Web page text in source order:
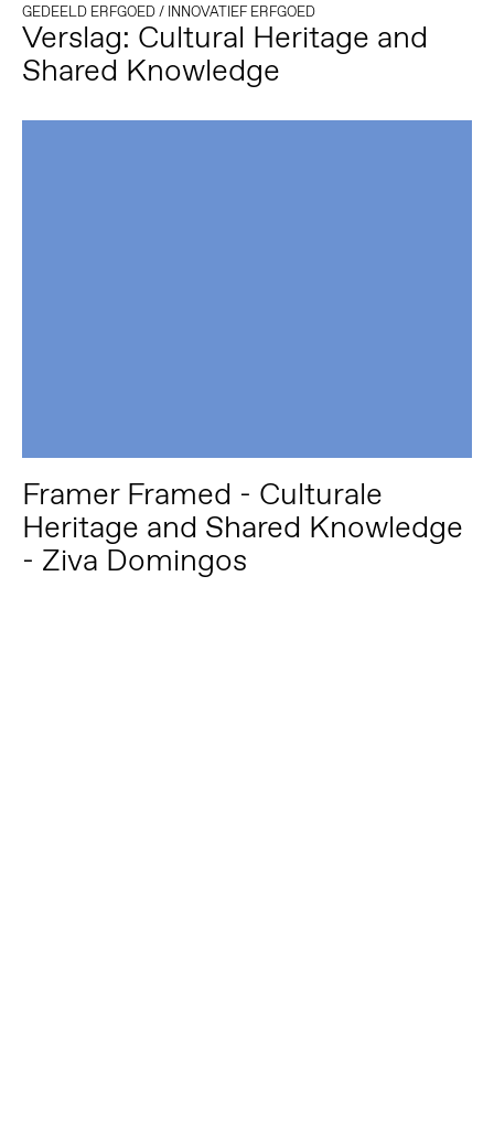
GEDEELD ERFGOED/ INNOVATIEF ERFGOED
Verslag: Cultural Heritage and
Shared Knowledge
Framer Framed - Culturale
Heritage and Shared Knowledge
- Ziva Domingos